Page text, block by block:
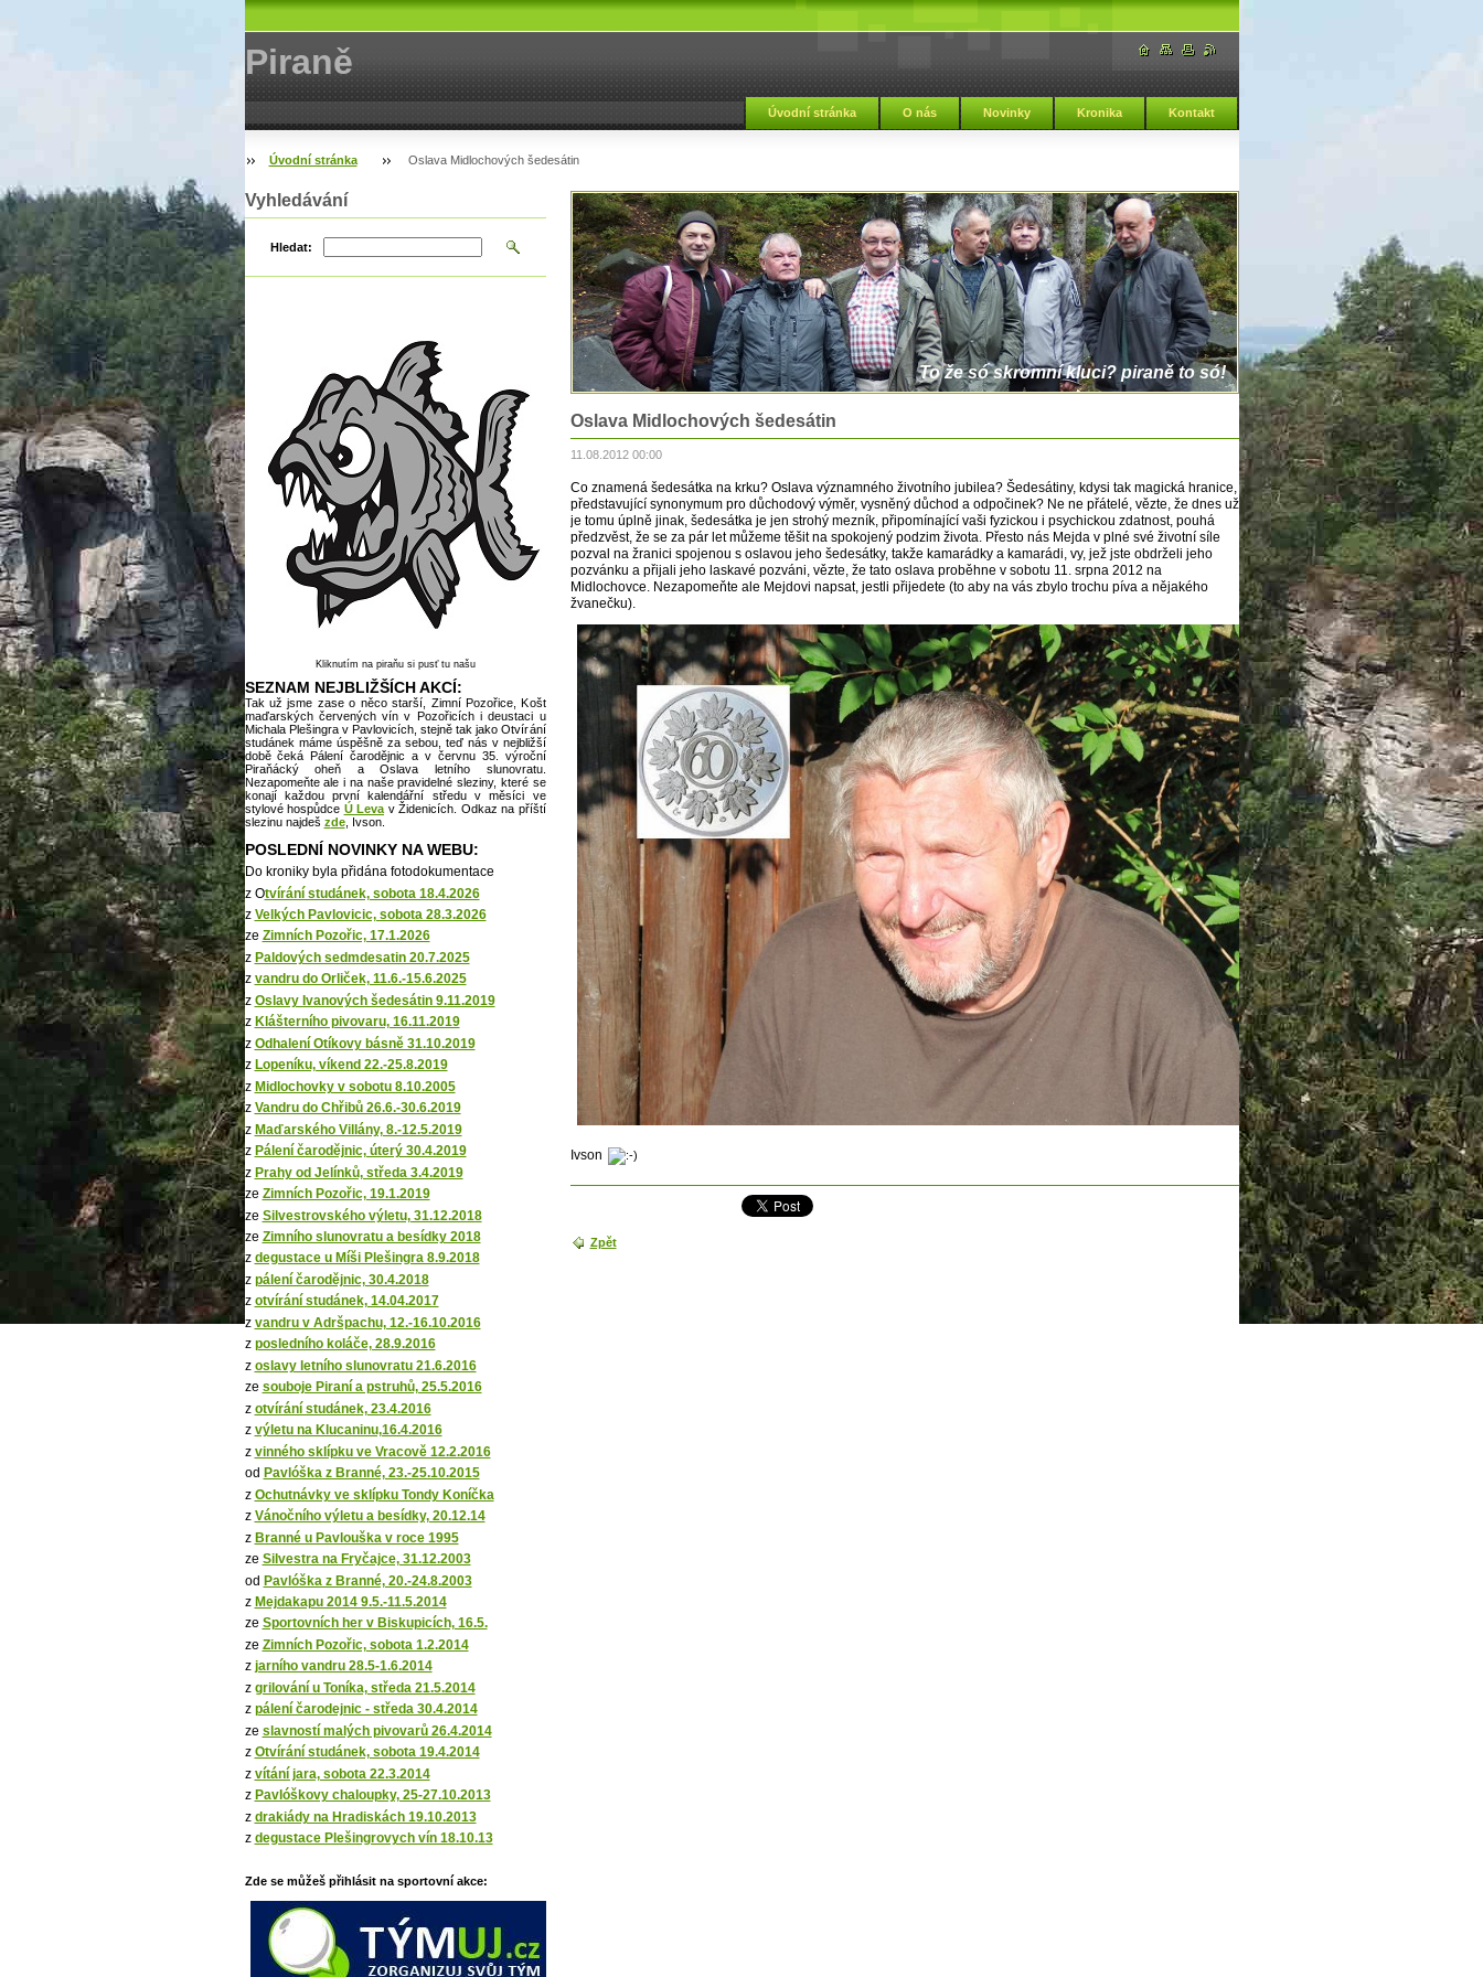
Piraně
Úvodní stránka O nás Novinky Kronika Kontakt
Úvodní stránka Oslava Midlochových šedesátin
To že só skromní kluci? piraně to só!
Oslava Midlochových šedesátin
11.08.2012 00:00
Co znamená šedesátka na krku? Oslava významného životního jubilea? Šedesátiny, kdysi tak magická hranice,
představující synonymum pro důchodový výměr, vysněný důchod a odpočinek? Ne ne přátelé, vězte, že dnes už
je tomu úplně jinak, šedesátka je jen strohý mezník, připomínající vaši fyzickou i psychickou zdatnost, pouhá
předzvěst, že se za pár let můžeme těšit na spokojený podzim života. Přesto nás Mejda v plné své životní síle
pozval na žranici spojenou s oslavou jeho šedesátky, takže kamarádky a kamarádi, vy, jež jste obdrželi jeho
pozvánku a přijali jeho laskavé pozváni, vězte, že tato oslava proběhne v sobotu 11. srpna 2012 na
Midlochovce. Nezapomeňte ale Mejdovi napsat, jestli přijedete (to aby na vás zbylo trochu píva a nějakého
žvanečku).
Ivson
Zpět
Vyhledávání
Hledat:
Kliknutím na piraňu si pusť tu našu
SEZNAM NEJBLIŽŠÍCH AKCÍ:
Tak už jsme zase o něco starší, Zimní Pozořice, Košt
maďarských červených vín v Pozořicích i deustaci u
Michala Plešingra v Pavlovicích, stejně tak jako Otvírání
studánek máme úspěšně za sebou, teď nás v nejbližší
době čeká Pálení čarodějnic a v červnu 35. výroční
Piraňácký oheň a Oslava letního slunovratu.
Nezapomeňte ale i na naše pravidelné sleziny, které se
konají každou první kalendářní středu v měsíci ve
stylové hospůdce Ú Leva v Židenicích. Odkaz na příští
slezinu najdeš zde, Ivson.
POSLEDNÍ NOVINKY NA WEBU:
Do kroniky byla přidána fotodokumentace
z Otvírání studánek, sobota 18.4.2026
z Velkých Pavlovicic, sobota 28.3.2026
ze Zimních Pozořic, 17.1.2026
z Paldových sedmdesatin 20.7.2025
z vandru do Orliček, 11.6.-15.6.2025
z Oslavy Ivanových šedesátin 9.11.2019
z Klášterního pivovaru, 16.11.2019
z Odhalení Otíkovy básně 31.10.2019
z Lopeníku, víkend 22.-25.8.2019
z Midlochovky v sobotu 8.10.2005
z Vandru do Chřibů 26.6.-30.6.2019
z Maďarského Villány, 8.-12.5.2019
z Pálení čarodějnic, úterý 30.4.2019
z Prahy od Jelínků, středa 3.4.2019
ze Zimních Pozořic, 19.1.2019
ze Silvestrovského výletu, 31.12.2018
ze Zimního slunovratu a besídky 2018
z degustace u Míši Plešingra 8.9.2018
z pálení čarodějnic, 30.4.2018
z otvírání studánek, 14.04.2017
z vandru v Adršpachu, 12.-16.10.2016
z posledního koláče, 28.9.2016
z oslavy letního slunovratu 21.6.2016
ze souboje Piraní a pstruhů, 25.5.2016
z otvírání studánek, 23.4.2016
z výletu na Klucaninu,16.4.2016
z vinného sklípku ve Vracově 12.2.2016
od Pavlóška z Branné, 23.-25.10.2015
z Ochutnávky ve sklípku Tondy Koníčka
z Vánočního výletu a besídky, 20.12.14
z Branné u Pavlouška v roce 1995
ze Silvestra na Fryčajce, 31.12.2003
od Pavlóška z Branné, 20.-24.8.2003
z Mejdakapu 2014 9.5.-11.5.2014
ze Sportovních her v Biskupicích, 16.5.
ze Zimních Pozořic, sobota 1.2.2014
z jarního vandru 28.5-1.6.2014
z grilování u Toníka, středa 21.5.2014
z pálení čarodejnic - středa 30.4.2014
ze slavností malých pivovarů 26.4.2014
z Otvírání studánek, sobota 19.4.2014
z vítání jara, sobota 22.3.2014
z Pavlóškovy chaloupky, 25-27.10.2013
z drakiády na Hradiskách 19.10.2013
z degustace Plešingrovych vín 18.10.13
Zde se můžeš přihlásit na sportovní akce: